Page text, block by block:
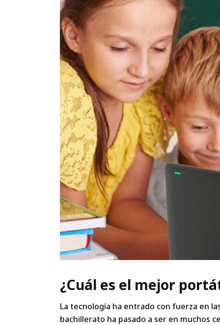
¿Cuál es el mejor
La tecnología ha entrado con fuerza en
bachillerato ha pasado a ser en muchos